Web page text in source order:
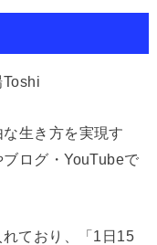
生き方を実現す
ログ・YouTubeで
ており、「1日15